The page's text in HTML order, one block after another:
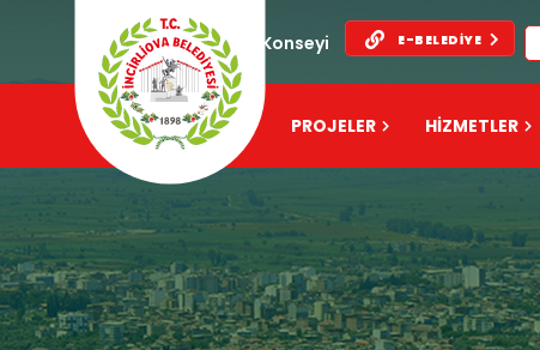
Kent Konseyi E-BELEDIYE
FAALİYET PROJELER HİZMETLER